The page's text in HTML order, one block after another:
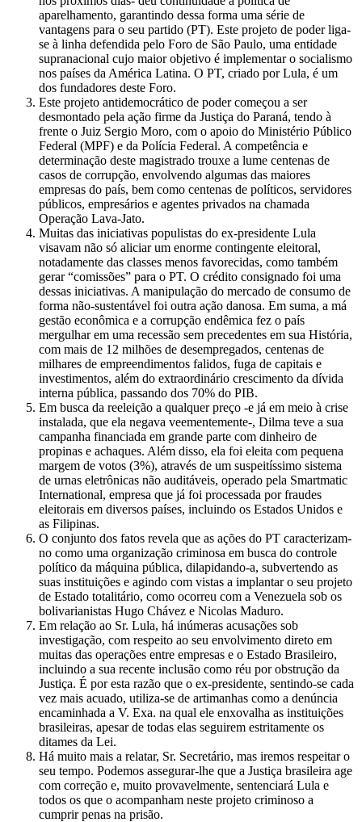
aparelhamento, garantindo dessa forma uma série de
vantagens para o seu partido (PT). Este projeto de poder liga-
se à linha defendida pelo Foro de São Paulo, uma entidade
supranacional cujo maior objetivo é implementar o socialismo
nos países da América Latina. O PT, criado por Lula, é um
dos fundadores deste Foro.
Este projeto antidemocrático de poder começou a ser
desmontado pela ação firme da Justiça do Paraná, tendo à
frente o Juiz Sergio Moro, com o apoio do Ministério Público
Federal (MPF) e da Polícia Federal. A competência e
determinação deste magistrado trouxe a lume centenas de
casos de corrupção, envolvendo algumas das maiores
empresas do país, bem como centenas de políticos, servidores
públicos, empresários e agentes privados na chamada
Operação Lava-Jato.
Muitas das iniciativas populistas do ex-presidente Lula
visavam não só aliciar um enorme contingente eleitoral,
notadamente das classes menos favorecidas, como também
gerar “comissões” para o PT. O crédito consignado foi uma
dessas iniciativas. A manipulação do mercado de consumo de
forma não-sustentável foi outra ação danosa. Em suma, a má
gestão econômica e a corrupção endêmica fez o país
mergulhar em uma recessão sem precedentes em sua História,
com mais de 12 milhões de desempregados, centenas de
milhares de empreendimentos falidos, fuga de capitais e
investimentos, além do extraordinário crescimento da dívida
interna pública, passando dos 70% do PIB.
Em busca da reeleição a qualquer preço -e já em meio à crise
instalada, que ela negava veementemente-, Dilma teve a sua
campanha financiada em grande parte com dinheiro de
propinas e achaques. Além disso, ela foi eleita com pequena
margem de votos (3%), através de um suspeitíssimo sistema
de urnas eletrônicas não auditáveis, operado pela Smartmatic
International, empresa que já foi processada por fraudes
eleitorais em diversos países, incluindo os Estados Unidos e
as Filipinas.
O conjunto dos fatos revela que as ações do PT caracterizam-
no como uma organização criminosa em busca do controle
político da máquina pública, dilapidando-a, subvertendo as
suas instituições e agindo com vistas a implantar o seu projeto
de Estado totalitário, como ocorreu com a Venezuela sob os
bolivarianistas Hugo Chávez e Nicolas Maduro.
Em relação ao Sr. Lula, há inúmeras acusações sob
investigação, com respeito ao seu envolvimento direto em
muitas das operações entre empresas e o Estado Brasileiro,
incluindo a sua recente inclusão como réu por obstrução da
Justiça. É por esta razão que o ex-presidente, sentindo-se cada
vez mais acuado, utiliza-se de artimanhas como a denúncia
encaminhada a V. Exa. na qual ele enxovalha as instituições
brasileiras, apesar de todas elas seguirem estritamente os
ditames da Lei.
Há muito mais a relatar, Sr. Secretário, mas iremos respeitar o
seu tempo. Podemos assegurar-lhe que a Justiça brasileira age
com correção e, muito provavelmente, sentenciará Lula e
todos os que o acompanham neste projeto criminoso a
cumprir penas na prisão.